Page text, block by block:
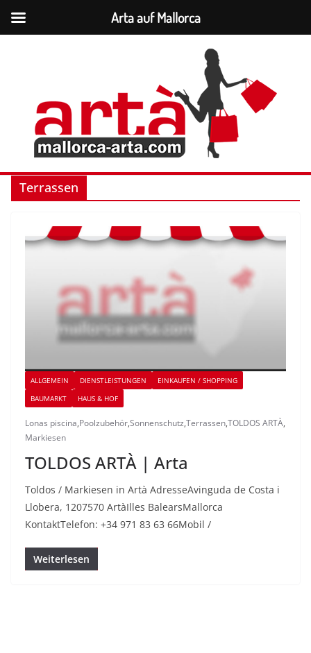
Terrassen
ALLGEMEIN DIENSTLEISTUNGEN
EINKAUFEN / SHOPPING
BAUMARKT
HAUS & HOF
Lonas piscina,Poolzubehör,Sonnenschutz,Terrassen,TOLDOS ARTÀ,
Markiesen
TOLDOS ARTÀ | Arta
Toldos / Markiesen in Artà AdresseAvinguda de Costa i
Llobera, 1207570 ArtàIlles BalearsMallorca
KontaktTelefon: +34 971 83 63 66Mobil /
Weiterlesen
Arta auf Mallorca